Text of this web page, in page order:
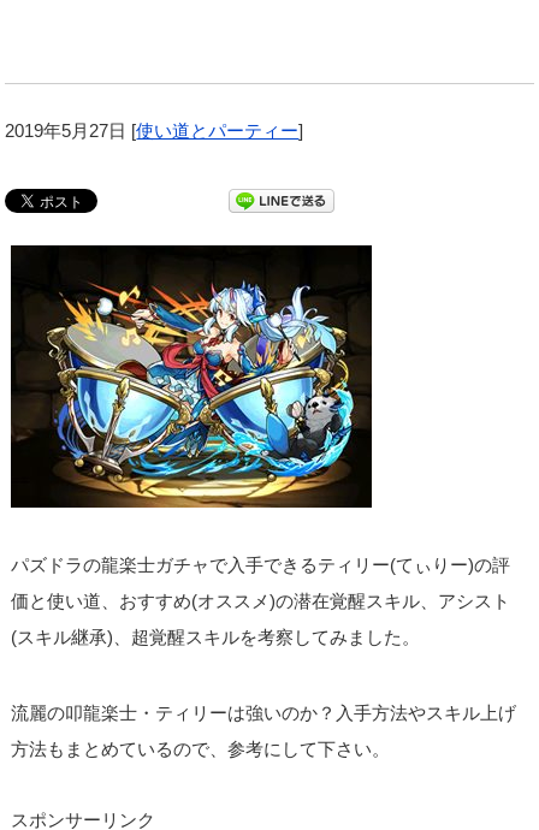
2019年5月27日 [使い道とパーティー]
パズドラの龍楽士ガチャで入手できるティリー(てぃりー)の評
価と使い道、おすすめ(オススメ)の潜在覚醒スキル、アシスト
(スキル継承)、超覚醒スキルを考察してみました。
流麗の叩龍楽士・ティリーは強いのか？入手方法やスキル上げ
方法もまとめているので、参考にして下さい。
スポンサーリンク